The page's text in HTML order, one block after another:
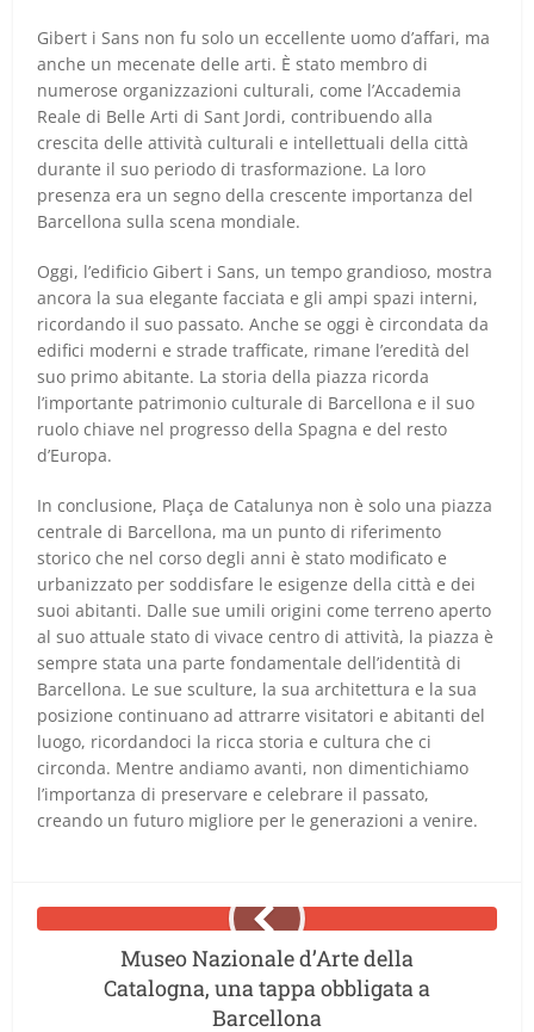
Gibert i Sans non fu solo un eccellente uomo d’affari, ma
anche un mecenate delle arti. È stato membro di
numerose organizzazioni culturali, come l’Accademia
Reale di Belle Arti di Sant Jordi, contribuendo alla
crescita delle attività culturali e intellettuali della città
durante il suo periodo di trasformazione. La loro
presenza era un segno della crescente importanza del
Barcellona sulla scena mondiale.
Oggi, l’edificio Gibert i Sans, un tempo grandioso, mostra
ancora la sua elegante facciata e gli ampi spazi interni,
ricordando il suo passato. Anche se oggi è circondata da
edifici moderni e strade trafficate, rimane l’eredità del
suo primo abitante. La storia della piazza ricorda
l’importante patrimonio culturale di Barcellona e il suo
ruolo chiave nel progresso della Spagna e del resto
d’Europa.
In conclusione, Plaça de Catalunya non è solo una piazza
centrale di Barcellona, ma un punto di riferimento
storico che nel corso degli anni è stato modificato e
urbanizzato per soddisfare le esigenze della città e dei
suoi abitanti. Dalle sue umili origini come terreno aperto
al suo attuale stato di vivace centro di attività, la piazza è
sempre stata una parte fondamentale dell’identità di
Barcellona. Le sue sculture, la sua architettura e la sua
posizione continuano ad attrarre visitatori e abitanti del
luogo, ricordandoci la ricca storia e cultura che ci
circonda. Mentre andiamo avanti, non dimentichiamo
l’importanza di preservare e celebrare il passato,
creando un futuro migliore per le generazioni a venire.
Museo Nazionale d’Arte della
Catalogna, una tappa obbligata a
Barcellona